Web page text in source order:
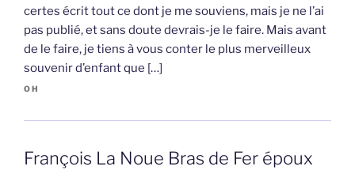
certes écrit tout ce dont je me souviens, mais je ne l’ai
pas publié, et sans doute devrais-je le faire. Mais avant
de le faire, je tiens à vous conter le plus merveilleux
souvenir d’enfant que […]
OH
François La Noue Bras de Fer époux